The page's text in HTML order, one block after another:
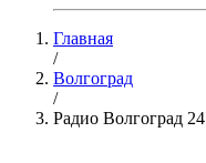
Главная
/
Волгоград
/
Радио Волгоград 24